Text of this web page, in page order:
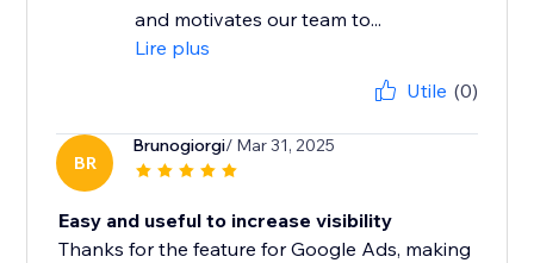
and motivates our team to...
Lire plus
Utile (0)
BR
Brunogiorgi/ Mar 31, 2025
Easy and useful to increase visibility
Thanks for the feature for Google Ads, making